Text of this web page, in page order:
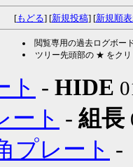
[もどる] [新規投稿] [新規順
閲覧専用の過去ログボー
ツリー先頭部の ★ をク
ト - HIDE
ート - 組長
プレート -